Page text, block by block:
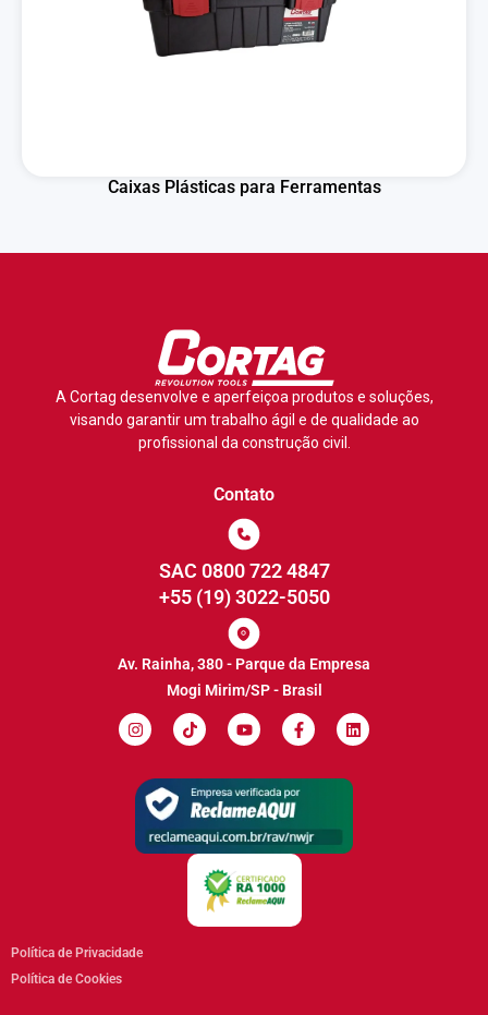
Caixas Plásticas para Ferramentas
A Cortag desenvolve e aperfeiçoa produtos e soluções,
visando garantir um trabalho ágil e de qualidade ao
profissional da construção civil.
Contato
SAC 0800 722 4847
+55 (19) 3022-5050
Av. Rainha, 380 - Parque da Empresa
Mogi Mirim/SP - Brasil
Política de Privacidade
Política de Cookies